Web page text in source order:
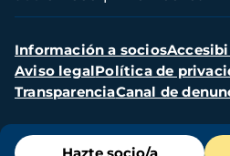
Menú
Menú
secundario
Información a socios
Aviso legalPolítica de
TransparenciaCanal de